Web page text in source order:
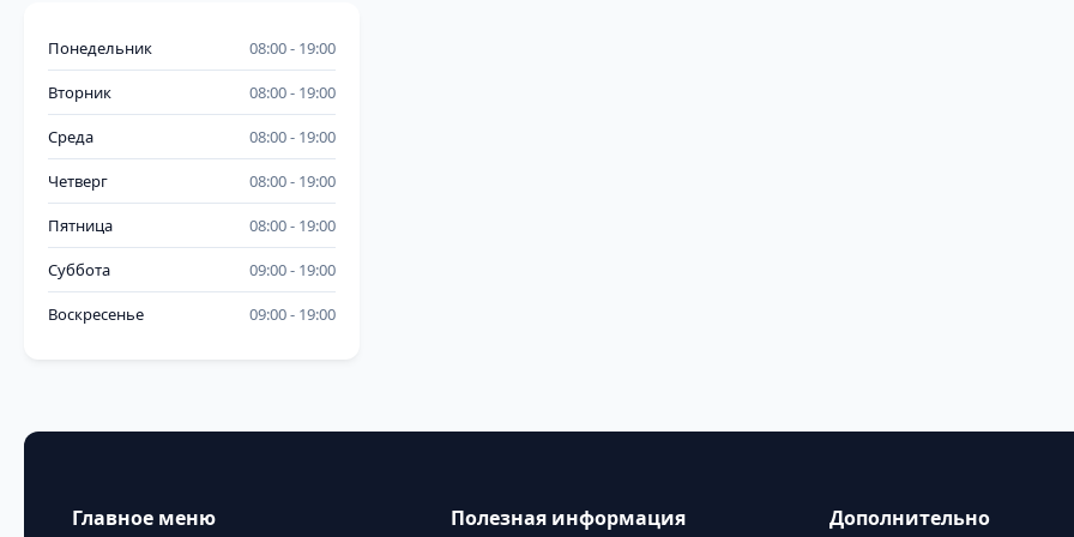
Понедельник 08:00 19:00
Вторник 08:00 19:00
Среда 08:00 19:00
Четверг 08:00 19:00
Пятница 08:00 19:00
Суббота 09:00 19:00
Воскресенье 09:00 19:00
Главное меню Полезная информация Дополнительно